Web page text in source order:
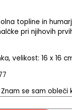
topline in
pri njihovih
velikost: 16 x 16
se sam obleči